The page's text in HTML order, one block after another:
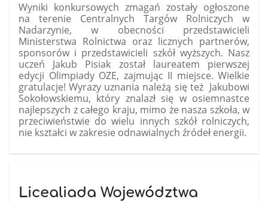
Wyniki konkursowych zmagań zostały ogłoszone
na terenie Centralnych Targów Rolniczych w
Nadarzynie, w obecności przedstawicieli
Ministerstwa Rolnictwa oraz licznych partnerów,
sponsorów i przedstawicieli szkół wyższych. Nasz
uczeń
Jakub Pisiak
został laureatem pierwszej
edycji Olimpiady OZE, zajmując II miejsce. Wielkie
gratulacje! Wyrazy uznania należą się też Jakubowi
Sokołowskiemu, który znalazł się w osiemnastce
najlepszych z całego kraju, mimo że nasza szkoła, w
przeciwieństwie do wielu innych szkół rolniczych,
nie kształci w zakresie odnawialnych źródeł energii.
Licealiada Województwa